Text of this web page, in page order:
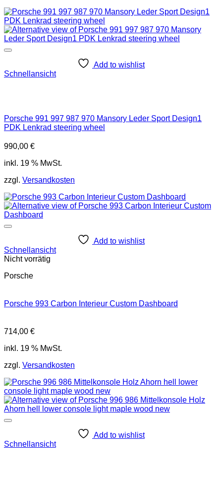
Add to wishlist
Schnellansicht
Porsche 991 997 987 970 Mansory Leder Sport Design1
PDK Lenkrad steering wheel
990,00 €
inkl. 19 % MwSt.
zzgl. Versandkosten
Add to wishlist
Schnellansicht
Nicht vorrätig
Porsche
Porsche 993 Carbon Interieur Custom Dashboard
714,00 €
inkl. 19 % MwSt.
zzgl. Versandkosten
Add to wishlist
Schnellansicht